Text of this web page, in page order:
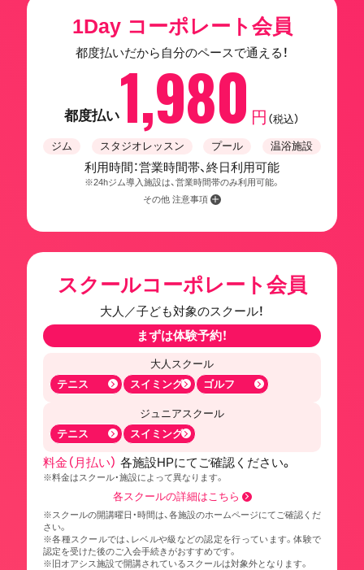
1Day コーポレート会員
都度払いだから自分のペースで通える！
都度払い1,980 円 （税込）
ジム スタジオレッスン プール 温浴施設
利用時間：営業時間帯、終日利用可能
※24hジム導入施設は、営業時間帯のみ利用可能。
その他 注意事項
スクールコーポレート会員
大人／子ども対象のスクール！
まずは体験予約！
大人スクール
テニス
スイミング ゴルフ
ジュニアスクール
テニス
スイミング
料金（月払い） 各施設HPにてご確認ください。
※料金はスクール・施設によって異なります。
各スクールの詳細はこちら
※スクールの開講曜日・時間は、各施設のホームページにてご確認くだ
さい。
※各種スクールでは、レベルや級などの認定を行っています。体験で
認定を受けた後のご入会手続きがおすすめです。
※旧オアシス施設で開講されているスクールは対象外となります。